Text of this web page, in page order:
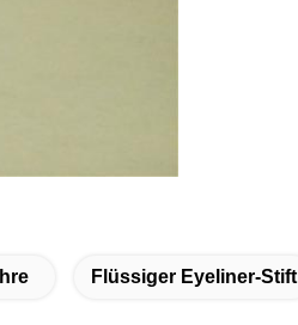
Flüssiger Eyeliner-Stift